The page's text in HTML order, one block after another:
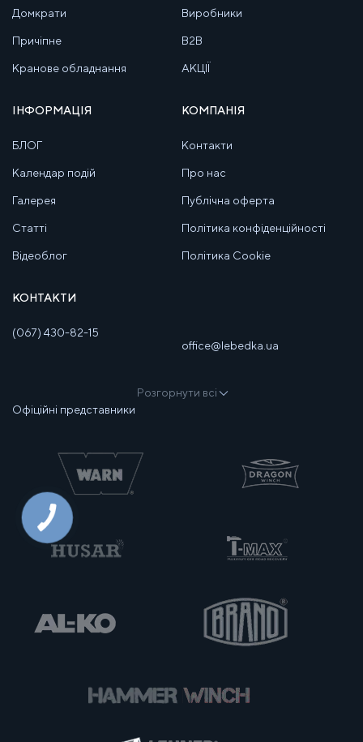
Домкрати
Причіпне
Кранове обладнання
Виробники
B2B
АКЦІЇ
ІНФОРМАЦІЯ
БЛОГ
Календар подій
Галерея
Статті
Відеоблог
КОМПАНІЯ
Контакти
Про нас
Публічна оферта
Політика конфіденційності
Політика Cookie
КОНТАКТИ
(067) 430-82-15
office@lebedka.ua
Розгорнути всі
Офіційні представники